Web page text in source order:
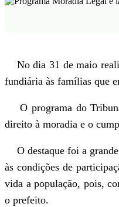
No dia 31 de maio
fundiária às famílias que
O programa do
direito à moradia e o
O destaque foi a grande
às condições de
vida a população, pois,
o prefeito.